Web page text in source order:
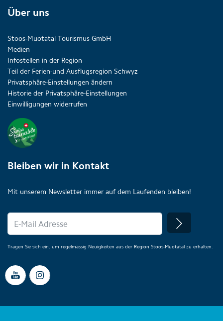
Über uns
Stoos-Muotatal Tourismus GmbH
Medien
Infostellen in der Region
Teil der Ferien-und Ausflugsregion Schwyz
Privatsphäre-Einstellungen ändern
Historie der Privatsphäre-Einstellungen
Einwilligungen widerrufen
Bleiben wir in Kontakt
Mit unserem Newsletter immer auf dem Laufenden bleiben!
Tragen Sie sich ein, um regelmässig Neuigkeiten aus der Region Stoos-Muotatal zu erhalten.